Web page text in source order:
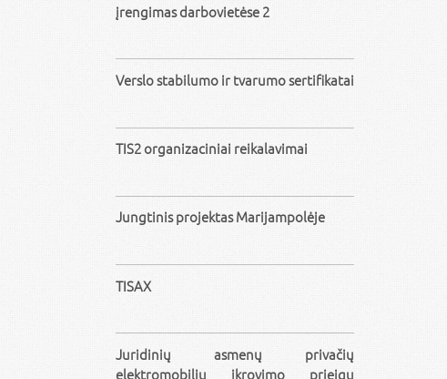
įrengimas darbovietėse 2
Verslo stabilumo ir tvarumo sertifikatai
TIS2 organizaciniai reikalavimai
Jungtinis projektas Marijampolėje
TISAX
Juridinių asmenų privačių
elektromobilių įkrovimo prieigų